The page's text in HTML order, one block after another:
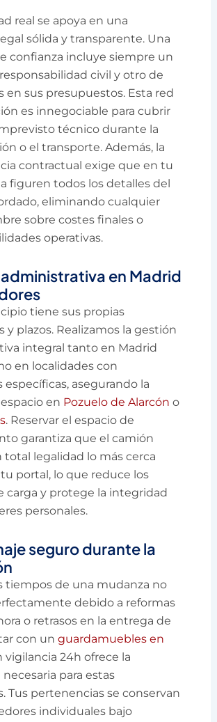
real se apoya en una
sólida y transparente. Una
confianza incluye siempre un
civil y otro de
en sus presupuestos. Esta red
es innegociable para cubrir
técnico durante la
o el transporte. Además, la
contractual exige que en tu
figuren todos los detalles del
eliminando cualquier
sobre costes finales o
operativas.
en Madrid
tiene sus propias
y plazos. Realizamos la gestión
integral tanto en Madrid
en localidades con
específicas, asegurando la
en Pozuelo de Alarcón o
. Reservar el espacio de
garantiza que el camión
total legalidad lo más cerca
portal, lo que reduce los
carga y protege la integridad
personales.
seguro durante la
tiempos de una mudanza no
debido a reformas
o retrasos en la entrega de
con unguardamuebles en
vigilancia 24h ofrece la
para estas
Tus pertenencias se conservan
individuales bajo